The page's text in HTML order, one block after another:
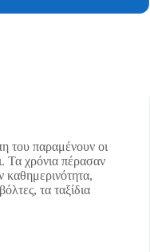
του παραμένουν οι
Τα χρόνια πέρασαν
καθημερινότητα,
τα ταξίδια